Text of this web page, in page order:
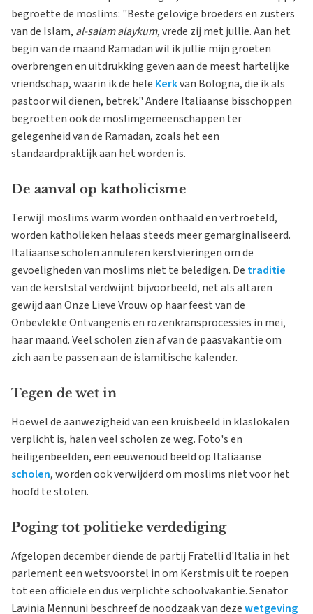
begroette de moslims: "Beste gelovige broeders en zusters
van de Islam, al-salam alaykum, vrede zij met jullie. Aan het
begin van de maand Ramadan wil ik jullie mijn groeten
overbrengen en uitdrukking geven aan de meest hartelijke
vriendschap, waarin ik de hele Kerkvan Bologna, die ik als
pastoor wil dienen, betrek." Andere Italiaanse bisschoppen
begroetten ook de moslimgemeenschappen ter
gelegenheid van de Ramadan, zoals het een
standaardpraktijk aan het worden is.
De aanval op katholicisme
Terwijl moslims warm worden onthaald en vertroeteld,
worden katholieken helaas steeds meer gemarginaliseerd.
Italiaanse scholen annuleren kerstvieringen om de
gevoeligheden van moslims niet te beledigen. De traditie
van de kerststal verdwijnt bijvoorbeeld, net als altaren
gewijd aan Onze Lieve Vrouw op haar feest van de
Onbevlekte Ontvangenis en rozenkransprocessies in mei,
haar maand. Veel scholen zien af van de paasvakantie om
zich aan te passen aan de islamitische kalender.
Tegen de wet in
Hoewel de aanwezigheid van een kruisbeeld in klaslokalen
verplicht is, halen veel scholen ze weg. Foto's en
heiligenbeelden, een eeuwenoud beeld op Italiaanse
scholen, worden ook verwijderd om moslims niet voor het
hoofd te stoten.
Poging tot politieke verdediging
Afgelopen december diende de partij Fratelli d'Italia in het
parlement een wetsvoorstel in om Kerstmis uit te roepen
tot een officiële en dus verplichte schoolvakantie. Senator
Lavinia Mennuni beschreef de noodzaak van dezewetgeving